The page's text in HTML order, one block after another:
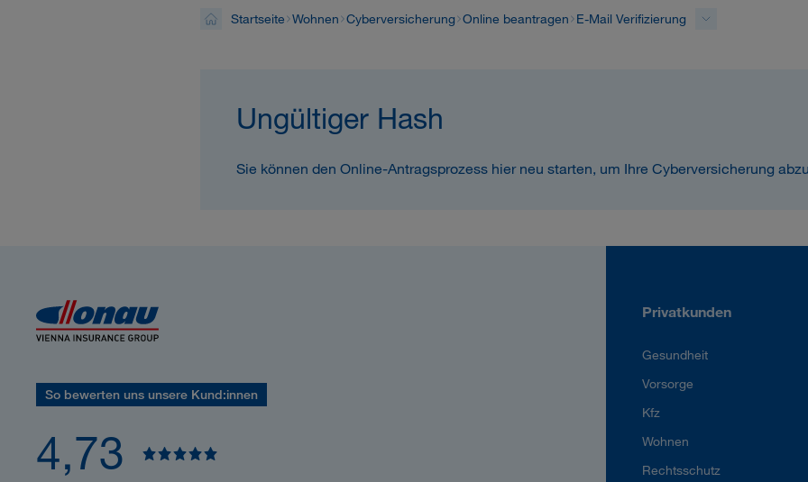
Startseite Wohnen Cyberversicherung Online beantragen E-Mail Verifizierung
Ungültiger Hash
Sie können den Online-Antragsprozess hier neu starten, um Ihre Cyberversicherung
So bewerten uns unsere Kund:innen
4,73
Privatkunden
Gesundheit
Vorsorge
Kfz
Wohnen
Rechtsschutz